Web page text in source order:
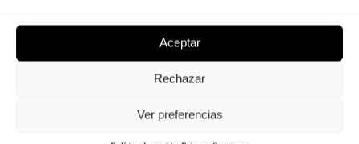
Aceptar
Rechazar
Ver preferencias